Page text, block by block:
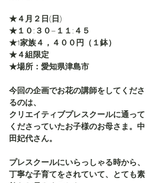
★４月２日(日)
★１０:３０−１１:４５
★1家族４，４００円（１鉢）
★４組限定
★場所：愛知県津島市
今回の企画でお花の講師をしてくださ
るのは、
クリエイティブプレスクールに通って
くださっていたお子様のお母さま。中
田妃代さん。
プレスクールにいらっしゃる時から、
丁寧な子育てをされていて、とても素